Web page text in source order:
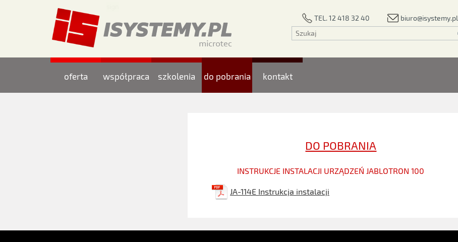
TEL. 12 418 32 40 biuro@isystemy.pl
oferta współpraca szkolenia do pobrania kontakt
DO POBRANIA
INSTRUKCJE INSTALACJI URZĄDZEŃ JABLOTRON 100
JA-114E Instrukcja instalacji